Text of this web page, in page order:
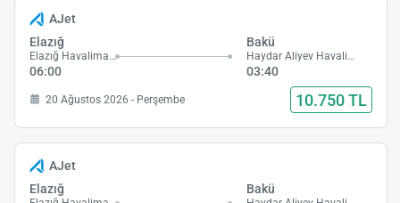
AJet
Elazığ
Elazığ Havalimanı
06:00
Bakü
Haydar Aliyev Havalimanı
03:40
20 Ağustos 2026 - Perşembe 10.750 TL
AJet
Elazığ
Bakü